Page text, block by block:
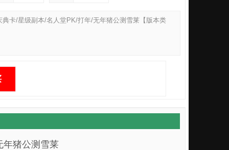
卡/星级副本/名人堂PK/打年/无年猪公测雪莱【版本类
年猪公测雪莱